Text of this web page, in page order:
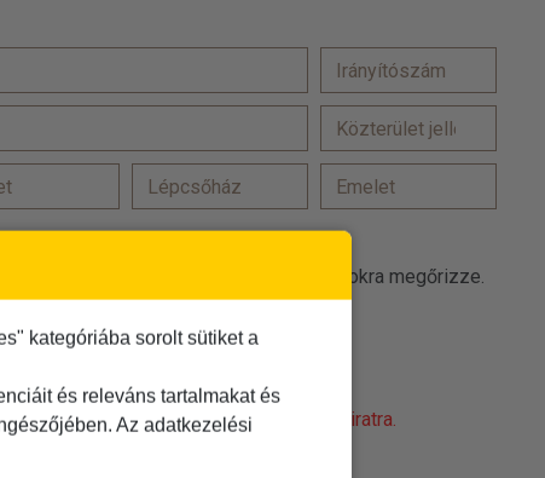
a(z) TDM Utazási Iroda promóciós célokra megőrizze.
Kattintson a 'Nem vagyok robot' feliratra.
kategóriába sorolt sütiket a
és releváns tartalmakat és
Az adatkezelési